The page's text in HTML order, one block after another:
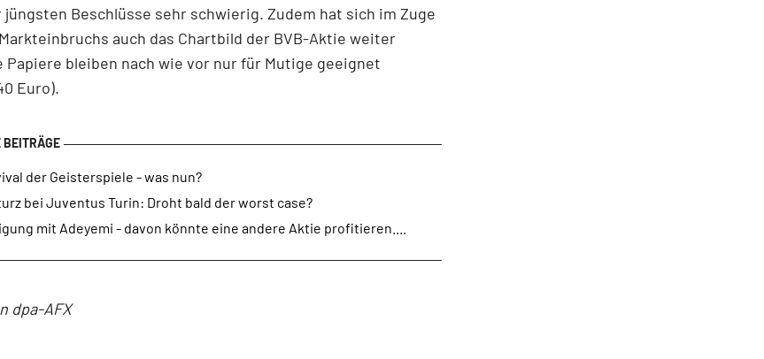
Beschlüsse sehr schwierig. Zudem hat sich im Zuge
auch das Chartbild der BVB-Aktie weiter
bleiben nach wie vor nur für Mutige geeignet
Euro).
der Geisterspiele - was nun?
bei Juventus Turin: Droht bald der worst case?
mit Adeyemi - davon könnte eine andere Aktie profitieren....
dpa-AFX